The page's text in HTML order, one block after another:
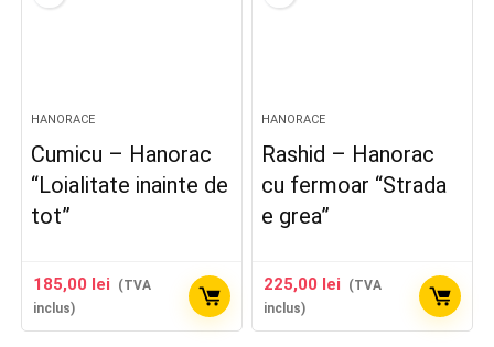
HANORACE
Cumicu – Hanorac
“Loialitate inainte de
tot”
185,00 lei
(TVA
inclus)
HANORACE
Rashid – Hanorac
cu fermoar “Strada
e grea”
225,00 lei
(TVA
inclus)